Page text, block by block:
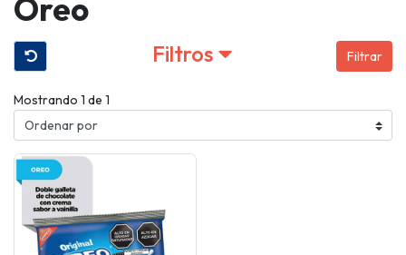
Oreo
Filtros Filtrar
Mostrando 1 de 1